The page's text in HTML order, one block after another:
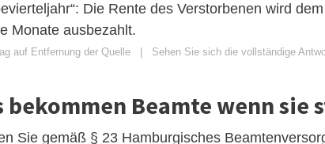
Die Rente des Verstorbenen wird
Monate ausbezahlt.
auf Entfernung der Quelle Sehen Sie sich die vollständige
bekommen Beamte wenn sie
Sie gemäß § 23 Hamburgisches